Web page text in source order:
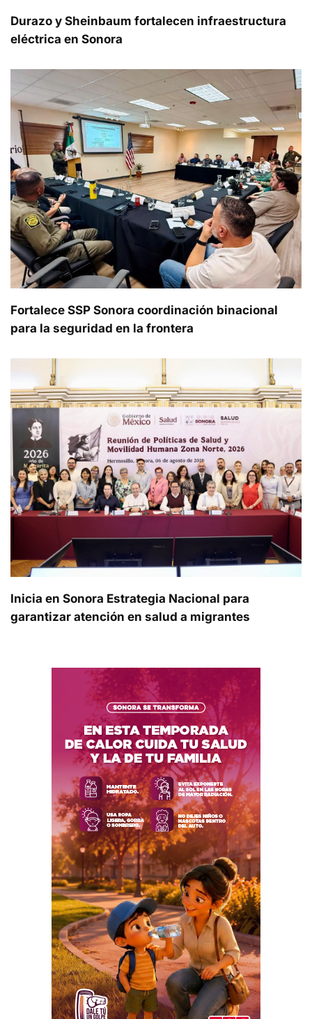
Durazo y Sheinbaum fortalecen infraestructura
eléctrica en Sonora
Fortalece SSP Sonora coordinación binacional
para la seguridad en la frontera
Inicia en Sonora Estrategia Nacional para
garantizar atención en salud a migrantes